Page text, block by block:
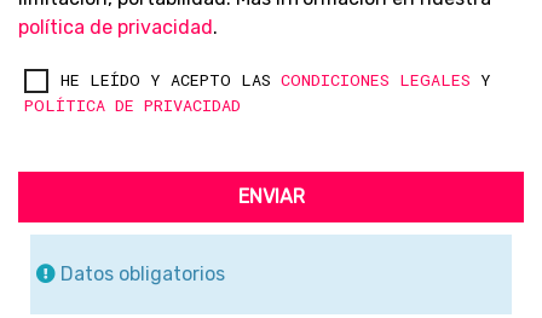
política de privacidad.
HE LEÍDO Y ACEPTO LAS CONDICIONES LEGALES Y
POLÍTICA DE PRIVACIDAD
ENVIAR
Datos obligatorios